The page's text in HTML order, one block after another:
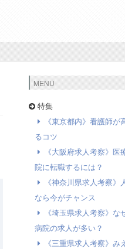
MENU
特集
《東京都内》看護師
るコツ
《大阪府求人考察》
院に転職するには？
《神奈川県求人考察》
なら今がチャンス
《埼玉県求人考察》
病院の求人が多い？
《三重県求人考察》